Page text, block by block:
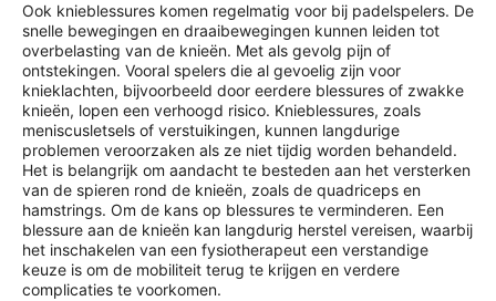
Ook knieblessures komen regelmatig voor bij padelspelers. De
snelle bewegingen en draaibewegingen kunnen leiden tot
overbelasting van de knieën. Met als gevolg pijn of
ontstekingen. Vooral spelers die al gevoelig zijn voor
knieklachten, bijvoorbeeld door eerdere blessures of zwakke
knieën, lopen een verhoogd risico. Knieblessures, zoals
meniscusletsels of verstuikingen, kunnen langdurige
problemen veroorzaken als ze niet tijdig worden behandeld.
Het is belangrijk om aandacht te besteden aan het versterken
van de spieren rond de knieën, zoals de quadriceps en
hamstrings. Om de kans op blessures te verminderen. Een
blessure aan de knieën kan langdurig herstel vereisen, waarbij
het inschakelen van een fysiotherapeut een verstandige
keuze is om de mobiliteit terug te krijgen en verdere
complicaties te voorkomen.